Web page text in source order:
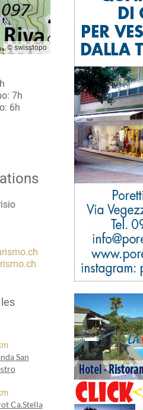
© swisstopo
7h
6h
San
Ca.Stella